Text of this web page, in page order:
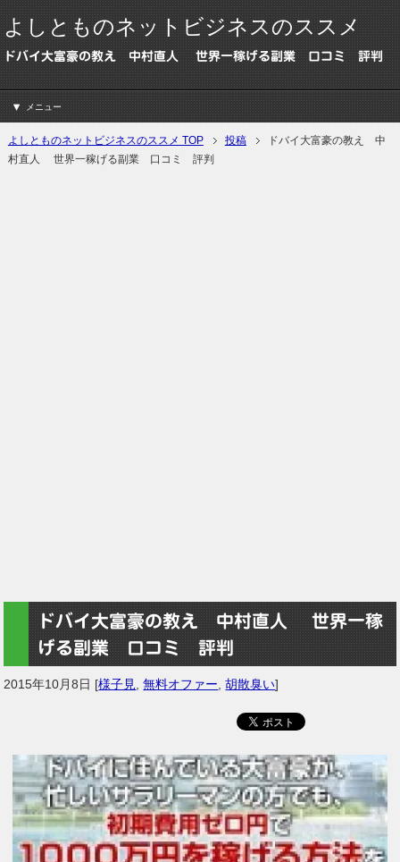
よしとものネットビジネスのススメ
ドバイ大富豪の教え 中村直人 世界一稼げる副業 口コミ 評判
メニュー
よしとものネットビジネスのススメ TOP 投稿
ドバイ大富豪の教え 中
村直人 世界一稼げる副業 口コミ 評判
ドバイ大富豪の教え 中村直人 世界一稼
げる副業 口コミ 評判
2015年10月8日 [様子見 ,無料オファー ,胡散臭い]